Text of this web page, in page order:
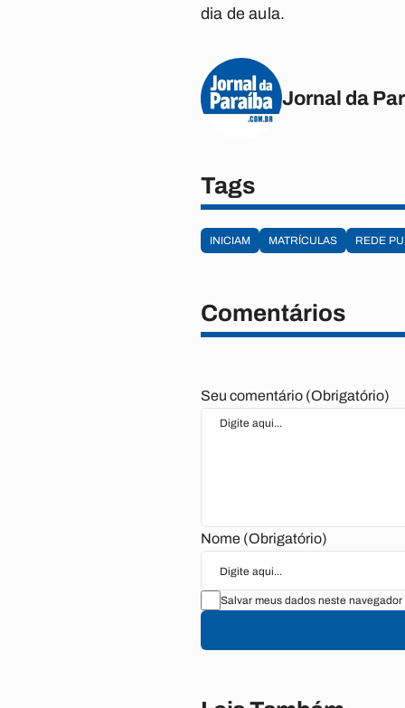
dia de aula.
Jornal da
Tags
INICIAM MATRÍCULAS REDE
Comentários
Seu comentário (Obrigatório)
Nome (Obrigatório)
Salvar meus dados neste